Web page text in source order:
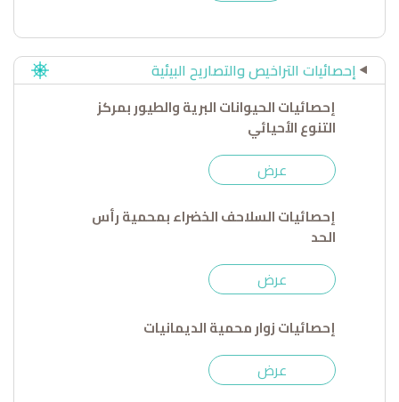
إحصائيات التراخيص والتصاريح البيئية
إحصائيات الحيوانات البرية والطيور بمركز
التنوع الأحيائي
عرض
إحصائيات السلاحف الخضراء بمحمية رأس
الحد
عرض
إحصائيات زوار محمية الديمانيات
عرض